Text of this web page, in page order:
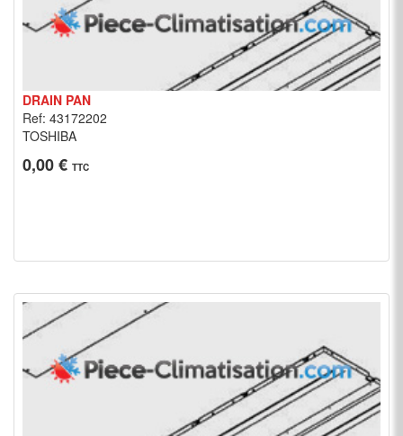
DRAIN PAN
Ref: 43172202
TOSHIBA
0,00 € TTC